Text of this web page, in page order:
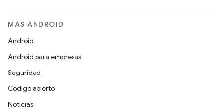
MÁS ANDROID
Android
Android para empresas
Seguridad
Código abierto
Noticias